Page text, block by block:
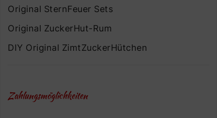
Original SternFeuer Sets
Original ZuckerHut-Rum
DIY Original ZimtZuckerHütchen
Zahlungsmöglichkeiten